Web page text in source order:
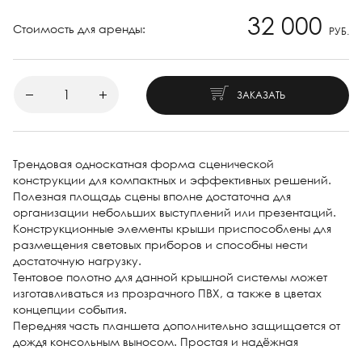
Стоимость для аренды: 32 000 РУБ.
ЗАКАЗАТЬ
Трендовая односкатная форма сценической
конструкции для компактных и эффективных решений.
Полезная площадь сцены вполне достаточна для
организации небольших выступлений или презентаций.
Конструкционные элементы крыши приспособлены для
размещения световых приборов и способны нести
достаточную нагрузку.
Тентовое полотно для данной крышной системы может
изготавливаться из прозрачного ПВХ, а также в цветах
концепции события.
Передняя часть планшета дополнительно защищается от
дождя консольным выносом. Простая и надёжная